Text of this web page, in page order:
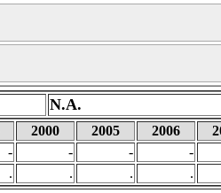
N.A.
2000 2005 2006
- - -
-
. . . .